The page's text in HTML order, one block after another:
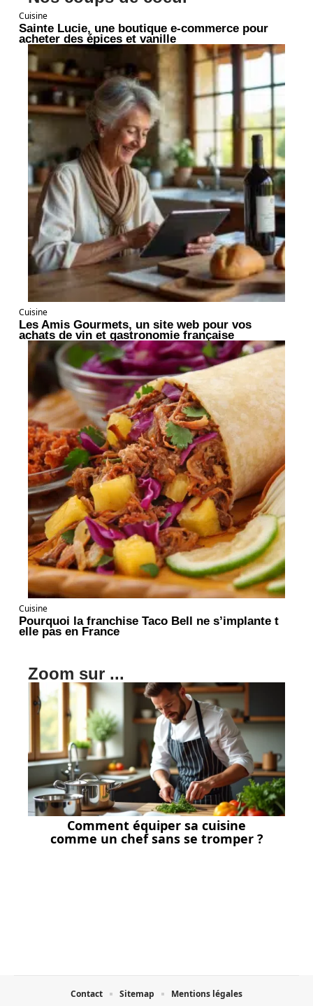
Cuisine
Sainte Lucie, une boutique e-commerce pour
acheter des épices et vanille
Cuisine
Les Amis Gourmets, un site web pour vos
achats de vin et gastronomie française
Cuisine
Pourquoi la franchise Taco Bell ne s’implante t
elle pas en France
Zoom sur ...
Comment équiper sa cuisine
comme un chef sans se tromper ?
Contact Sitemap Mentions légales